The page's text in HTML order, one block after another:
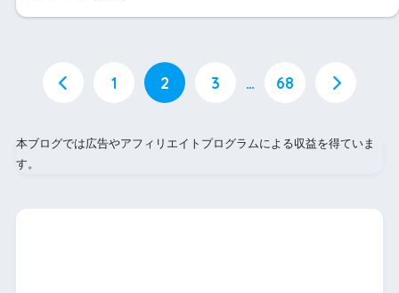
1 2 3 … 68
本ブログでは広告やアフィリエイトプログラムによる収益を得ていま
す。